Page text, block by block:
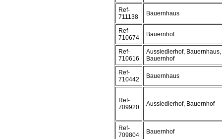
Ref-
711138
Bauernhaus
Ref-
710674
Bauernhof
Ref-
710616
Aussiedlerhof, Bauernhaus,
Bauernhof
Ref-
710442
Bauernhaus
Ref-
709920
Aussiedlerhof, Bauernhof
Ref-
709804
Bauernhof